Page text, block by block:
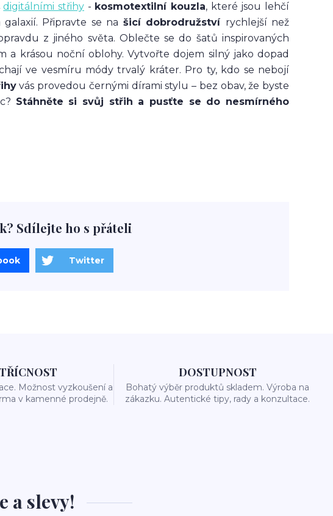
digitálními střihy - kosmotextilní kouzla, které jsou lehčí
Připravte se na šicí dobrodružství rychlejší než
z jiného světa. Oblečte se do šatů inspirovaných
a krásou noční oblohy. Vytvořte dojem silný jako dopad
ve vesmíru módy trvalý kráter. Pro ty, kdo se nebojí
vás provedou černými dírami stylu – bez obav, že byste
Stáhněte si svůj střih a pusťte se do nesmírného
Sdílejte ho s přáteli
Twitter
Možnost vyzkoušení a
v kamenné prodejně.
DOSTUPNOST
Bohatý výběr produktů skladem. Výroba na
zákazku. Autentické tipy, rady a konzultace.
a slevy!